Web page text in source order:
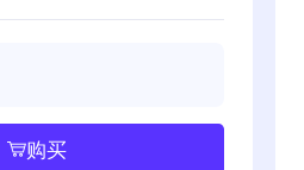
购买